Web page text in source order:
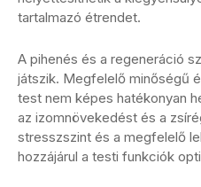
tartalmazó étrendet.
A pihenés és a regeneráció
játszik. Megfelelő minőségű
test nem képes hatékonyan
az izomnövekedést és a
stresszszint és a megfelelő
hozzájárul a testi funkciók